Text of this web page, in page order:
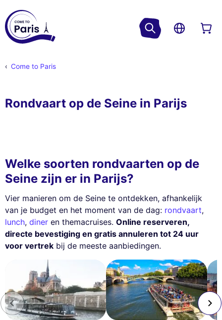
Come to Paris
Rondvaart op de Seine in Parijs
Welke soorten rondvaarten op de
Seine zijn er in Parijs?
Vier manieren om de Seine te ontdekken, afhankelijk
van je budget en het moment van de dag: rondvaart,
lunch, diner en themacruises. Online reserveren,
directe bevestiging en gratis annuleren tot 24 uur
voor vertrek bij de meeste aanbiedingen.